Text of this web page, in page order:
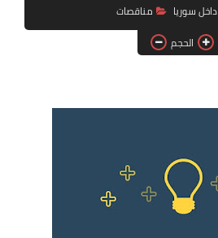
فرص عمل في العراق
فرص عمل في اليمن
داخل سوريا
مناقصات
الحجم